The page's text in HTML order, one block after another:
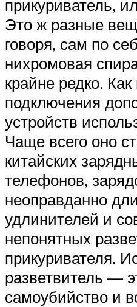
прикуриватель,
Это ж разные
говоря, сам по
нихромовая
крайне редко.
подключения
устройств
Чаще всего оно
китайских
телефонов,
неоправданно
удлинителей и
непонятных
прикуривателя.
разветвитель —
самоубийство и